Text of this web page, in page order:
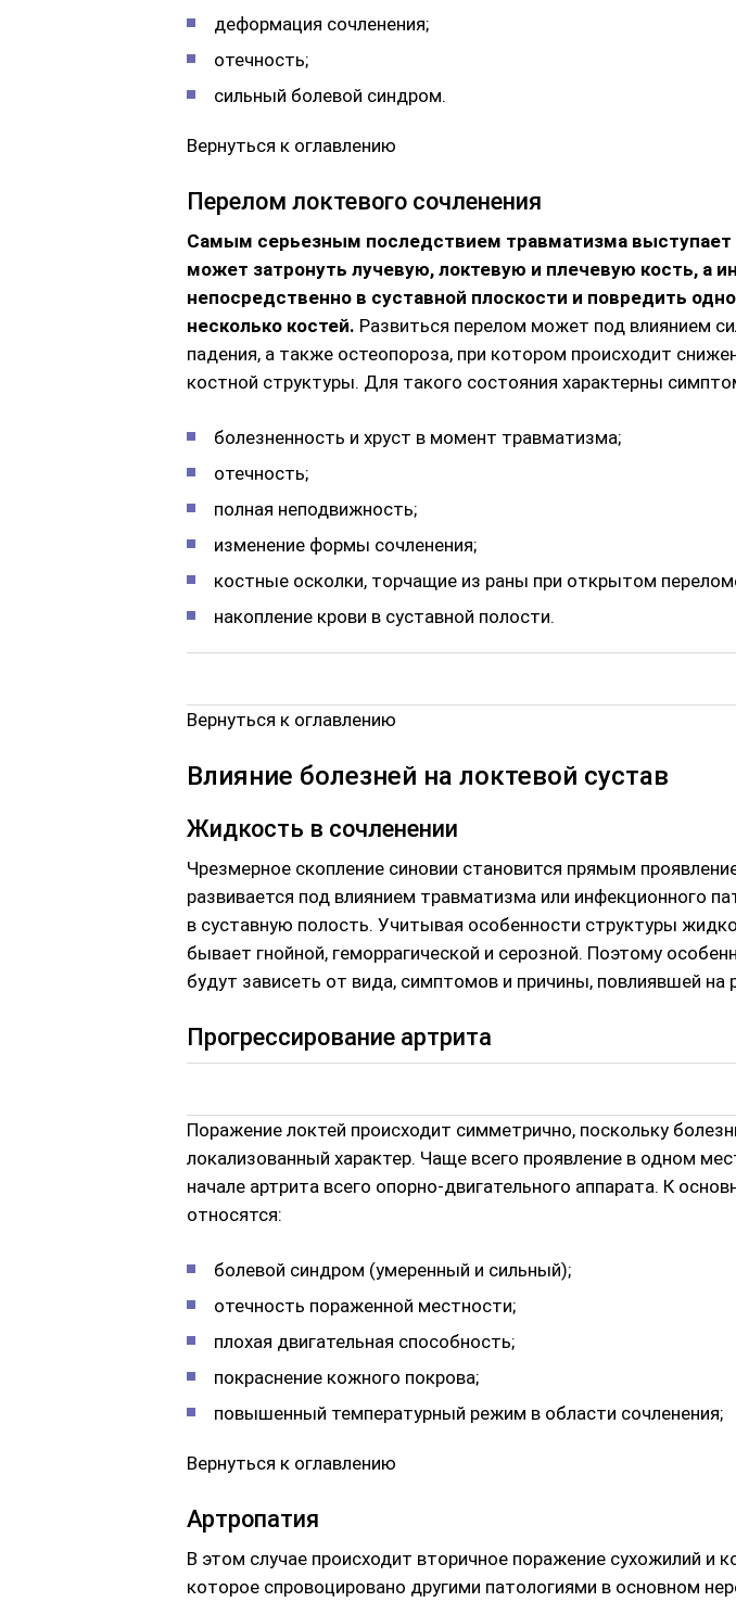
деформация сочленения;
отечность;
сильный болевой синдром.
Вернуться к оглавлению
Перелом локтевого сочленения
Самым серьезным последствием травматизма выступает
может затронуть лучевую, локтевую и плечевую кость, а
непосредственно в суставной плоскости и повредить
несколько костей. Развиться перелом может под влиянием
падения, а также остеопороза, при котором происходит
костной структуры. Для такого состояния характерны
болезненность и хруст в момент травматизма;
отечность;
полная неподвижность;
изменение формы сочленения;
костные осколки, торчащие из раны при открытом
накопление крови в суставной полости.
Вернуться к оглавлению
Влияние болезней на локтевой сустав
Жидкость в сочленении
Чрезмерное скопление синовии становится прямым
развивается под влиянием травматизма или инфекционного
в суставную полость. Учитывая особенности структуры
бывает гнойной, геморрагической и серозной. Поэтому
будут зависеть от вида, симптомов и причины, повлиявшей на
Прогрессирование артрита
Поражение локтей происходит симметрично, поскольку
локализованный характер. Чаще всего проявление в одном
начале артрита всего опорно-двигательного аппарата. К
относятся:
болевой синдром (умеренный и сильный);
отечность пораженной местности;
плохая двигательная способность;
покраснение кожного покрова;
повышенный температурный режим в области сочленения;
Вернуться к оглавлению
Артропатия
В этом случае происходит вторичное поражение сухожилий и
которое спровоцировано другими патологиями в основном